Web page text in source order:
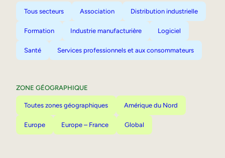
Tous secteurs Association Distribution industrielle
Formation Industrie manufacturière Logiciel
Santé Services professionnels et aux consommateurs
ZONE GÉOGRAPHIQUE
Toutes zones géographiques Amérique du Nord
Europe Europe – France Global